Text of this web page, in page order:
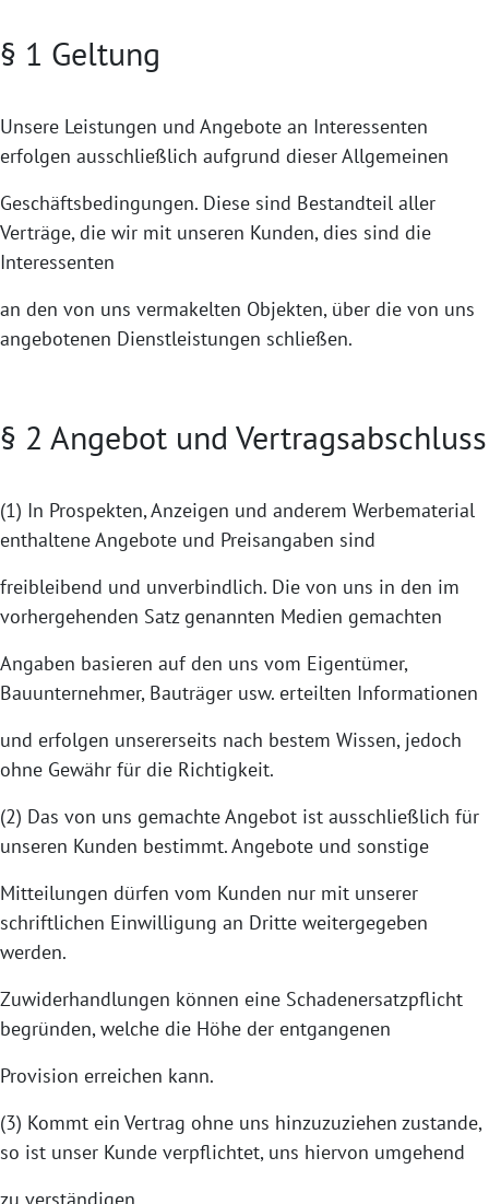
§ 1 Geltung
Unsere Leistungen und Angebote an Interessenten
erfolgen ausschließlich aufgrund dieser Allgemeinen
Geschäftsbedingungen. Diese sind Bestandteil aller
Verträge, die wir mit unseren Kunden, dies sind die
Interessenten
an den von uns vermakelten Objekten, über die von uns
angebotenen Dienstleistungen schließen.
§ 2 Angebot und Vertragsabschluss
(1) In Prospekten, Anzeigen und anderem Werbematerial
enthaltene Angebote und Preisangaben sind
freibleibend und unverbindlich. Die von uns in den im
vorhergehenden Satz genannten Medien gemachten
Angaben basieren auf den uns vom Eigentümer,
Bauunternehmer, Bauträger usw. erteilten Informationen
und erfolgen unsererseits nach bestem Wissen, jedoch
ohne Gewähr für die Richtigkeit.
(2) Das von uns gemachte Angebot ist ausschließlich für
unseren Kunden bestimmt. Angebote und sonstige
Mitteilungen dürfen vom Kunden nur mit unserer
schriftlichen Einwilligung an Dritte weitergegeben
werden.
Zuwiderhandlungen können eine Schadenersatzpflicht
begründen, welche die Höhe der entgangenen
Provision erreichen kann.
(3) Kommt ein Vertrag ohne uns hinzuzuziehen zustande,
so ist unser Kunde verpflichtet, uns hiervon umgehend